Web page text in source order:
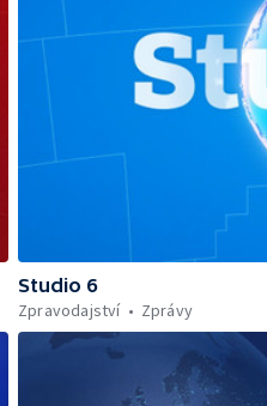
Studio 6
Zpravodajství
Zprávy